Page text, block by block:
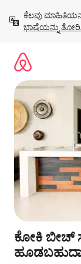
ಹೋಗಿ
ಕೆಲವು
ಭಾಷೆಯನ್ನು
ಕೋಕಿ ಬೀಚ್